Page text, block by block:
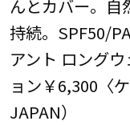
んとカバー。自
持続。SPF50/
アント ロング
ョン￥6,300〈
JAPAN）